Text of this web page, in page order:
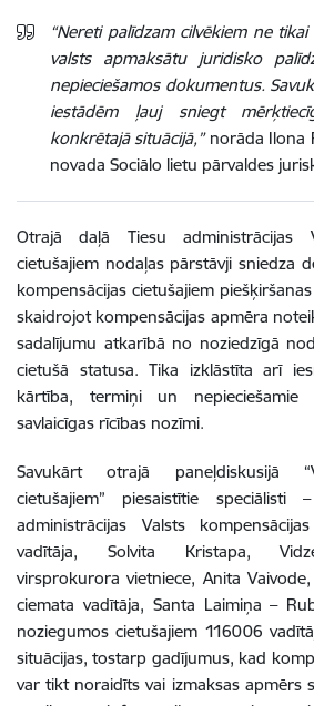
“Nereti palīdzam cilvēkiem ne
valsts apmaksātu juridisko
nepieciešamos dokumentus.
iestādēm ļauj sniegt
konkrētajā situācijā,” norāda Ilona
novada Sociālo lietu pārvaldes
Otrajā daļā Tiesu administrācijas
cietušajiem nodaļas pārstāvji sniedza
kompensācijas cietušajiem
skaidrojot kompensācijas apmēra
sadalījumu atkarībā no noziedzīgā
cietušā statusa. Tika izklāstīta arī
kārtība, termiņi un nepieciešamie
savlaicīgas rīcības nozīmi.
Savukārt otrajā paneļdiskusijā
cietušajiem” piesaistītie
administrācijas Valsts
vadītāja, Solvita Kristapa,
virsprokurora vietniece, Anita
ciemata vadītāja, Santa Laimiņa –
noziegumos cietušajiem 116006
situācijas, tostarp gadījumus, kad
var tikt noraidīts vai izmaksas apmērs